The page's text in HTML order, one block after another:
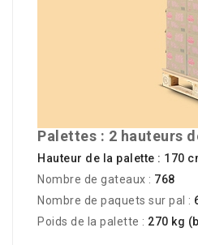
Palettes : 2 hauteurs
Hauteur de la palette : 170
Nombre de gateaux : 768
Nombre de paquets sur pal :
Poids de la palette : 270 kg